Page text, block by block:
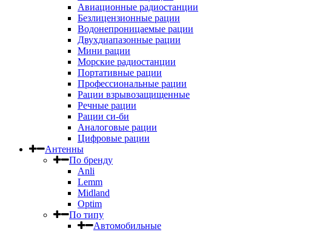
Авиационные радиостанции
Безлицензионные рации
Водонепроницаемые рации
Двухдиапазонные рации
Мини рации
Морские радиостанции
Портативные рации
Профессиональные рации
Рации взрывозащищенные
Речные рации
Рации си-би
Аналоговые рации
Цифровые рации
Антенны
По бренду
Anli
Lemm
Midland
Optim
По типу
Автомобильные